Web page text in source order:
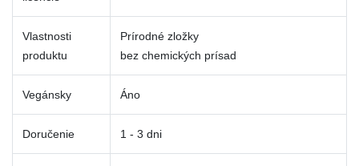
Vlastnosti
produktu
Prírodné zložky
bez chemických prísad
Vegánsky Áno
Doručenie 1 - 3 dni